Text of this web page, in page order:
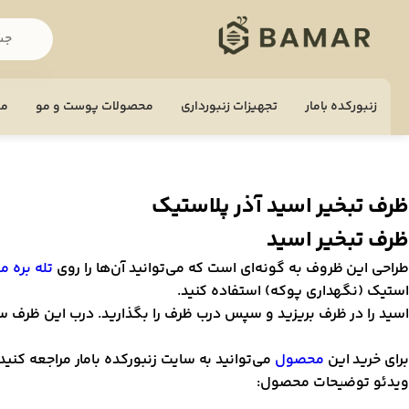
زنبورکده بامار تجهيزات زنبورداری محصولات پوست و مو
ظرف تبخیر اسید آذر پلاستیک
ظرف تبخیر اسید
طراحی این ظروف به گونه‌ای است که می‌توانید آن‌ها را روی تله بره
استیک (نگهداری پوکه) استفاده کنید.
اسید را در ظرف بریزید و سپس درب ظرف را بگذارید. درب این ظرف
برای خرید این محصول می‌توانید به سایت زنبور‌کده بامار مراجعه
ویدئو توضیحات محصول: